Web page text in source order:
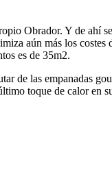
Obrador. Y de ahí
aún más los costes
es de 35m2.
de las empanadas
toque de calor en